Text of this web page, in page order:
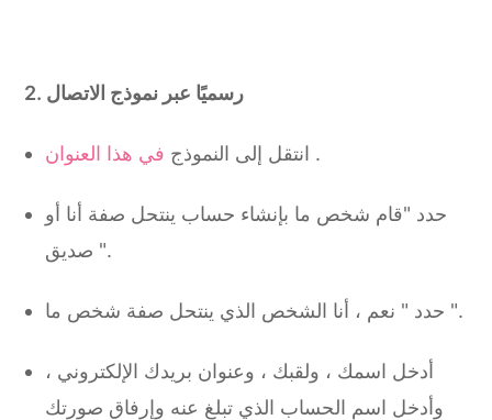
2. رسميًا عبر نموذج الاتصال
انتقل إلى النموذج .
حدد "قام شخص ما بإنشاء حساب ينتحل صفة أنا أو
صديق ".
حدد " نعم ، أنا الشخص الذي ينتحل صفة شخص ما ".
أدخل اسمك ، ولقبك ، وعنوان بريدك الإلكتروني ،
وأدخل اسم الحساب الذي تبلغ عنه وإرفاق صورتك